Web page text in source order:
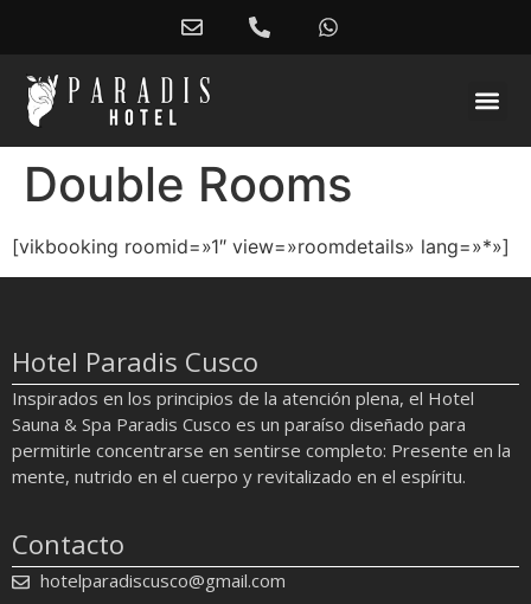
Double Rooms
[vikbooking roomid=»1″ view=»roomdetails» lang=»*»]
Hotel Paradis Cusco
Inspirados en los principios de la atención plena, el Hotel
Sauna & Spa Paradis Cusco es un paraíso diseñado para
permitirle concentrarse en sentirse completo: Presente en la
mente, nutrido en el cuerpo y revitalizado en el espíritu.
Contacto
hotelparadiscusco@gmail.com